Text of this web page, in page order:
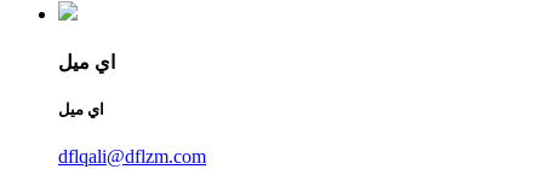
اي ميل
اي ميل
dflqali@dflzm.com